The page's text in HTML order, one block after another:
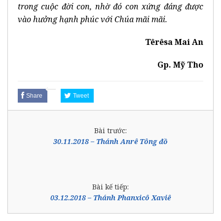
trong cuộc đời con, nhờ đó con xứng đáng được
vào hưởng hạnh phúc với Chúa mãi mãi.
Têrêsa Mai An
Gp. Mỹ Tho
Share Tweet
Bài trước:
30.11.2018 – Thánh Anrê Tông đồ
Bài kế tiếp:
03.12.2018 – Thánh Phanxicô Xaviê